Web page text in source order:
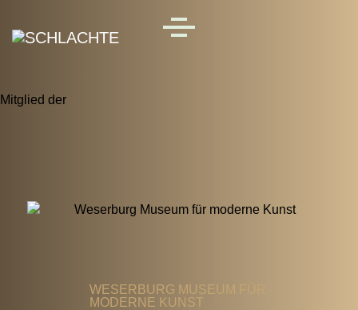
MENU
Mitglied der
WESERBURG MUSEUM FÜR
MODERNE KUNST